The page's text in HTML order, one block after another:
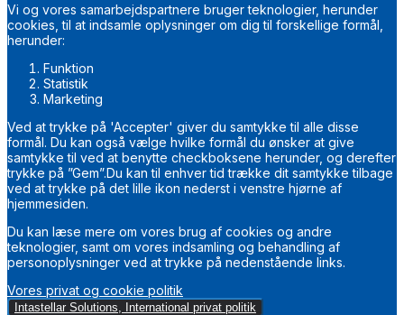
Vi og vores samarbejdspartnere bruger teknologier, herunder
cookies, til at indsamle oplysninger om dig til forskellige formål,
herunder:
Funktion
Statistik
Marketing
Ved at trykke på 'Accepter' giver du samtykke til alle disse
formål. Du kan også vælge hvilke formål du ønsker at give
samtykke til ved at benytte checkboksene herunder, og derefter
trykke på ”Gem”.Du kan til enhver tid trække dit samtykke tilbage
ved at trykke på det lille ikon nederst i venstre hjørne af
hjemmesiden.
Du kan læse mere om vores brug af cookies og andre
teknologier, samt om vores indsamling og behandling af
personoplysninger ved at trykke på nedenstående links.
Vores privat og cookie politik
Intastellar Solutions, International privat politik